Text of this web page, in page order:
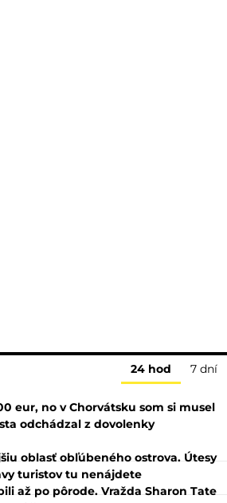
24 hod 7 dní
eur, no v Chorvátsku som si musel
odchádzal z dovolenky
oblasť obľúbeného ostrova. Útesy
turistov tu nenájdete
až po pôrode. Vražda Sharon Tate